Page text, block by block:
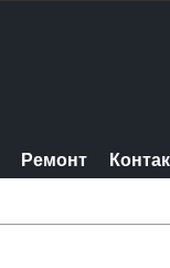
Ремонт